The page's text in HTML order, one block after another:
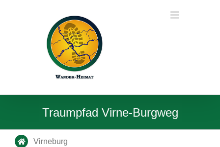
Traumpfad Virne-Burgweg
Virneburg